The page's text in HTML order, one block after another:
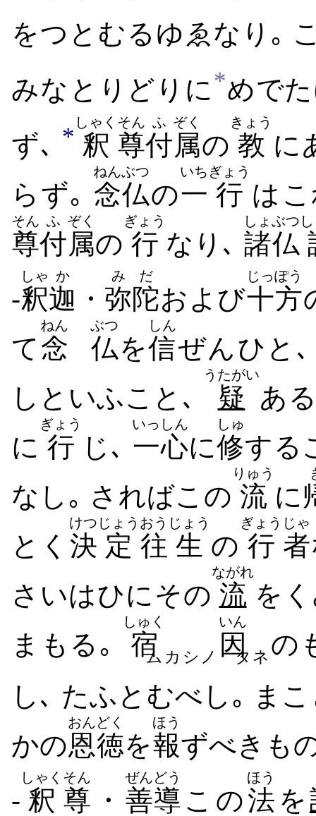
を​つとむる​ゆゑなり｡
みな​とりどりに*めで
ず､ * 釈
しゃく
尊
そん
付
ふ
属
ぞく
の 教
きょう
に​
らず｡ 念仏
ねんぶつ
の一
いち
行
ぎょう
は​
尊
そん
付
ふ
属
ぞく
の 行
ぎょう
なり､ 諸仏
しょぶつ
-釈
しゃ
迦
か
・ 弥陀
みだ
および十方
じっぽう
て念
ねん
仏
ぶつ
を信
しん
ぜ​ん​ひと
し​といふ​こと､
疑
うたがい
あ
に 行
ぎょう
じ､ 一心
いっしん
に修
しゅ
する​
なし｡ されば​この 流
りゅう
に
とく 決
けつ
定
じょう
往
おう
生
じょう
の 行
ぎょう
者
じゃ
さいはひに​その 流
ながれ
を​
まもる｡
宿
しゅく
ムカシノ 因
いん
タネ の
し､ たふとむ​べし｡ ま
かの恩徳
おんどく
を報
ほう
ず​べき​も
- 釈
しゃく
尊
そん
・ 善導
ぜんどう
この法
ほう
を